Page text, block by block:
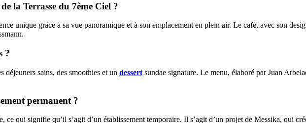
la Terrasse du 7ème Ciel ?
unique grâce à sa vue panoramique et à son emplacement en plein air. Le café, avec son
?
déjeuners sains, des smoothies et un dessert sundae signature. Le menu, élaboré par Juan
permanent ?
ce qui signifie qu’il s’agit d’un établissement temporaire. Il s’agit d’un projet de Messika, qui